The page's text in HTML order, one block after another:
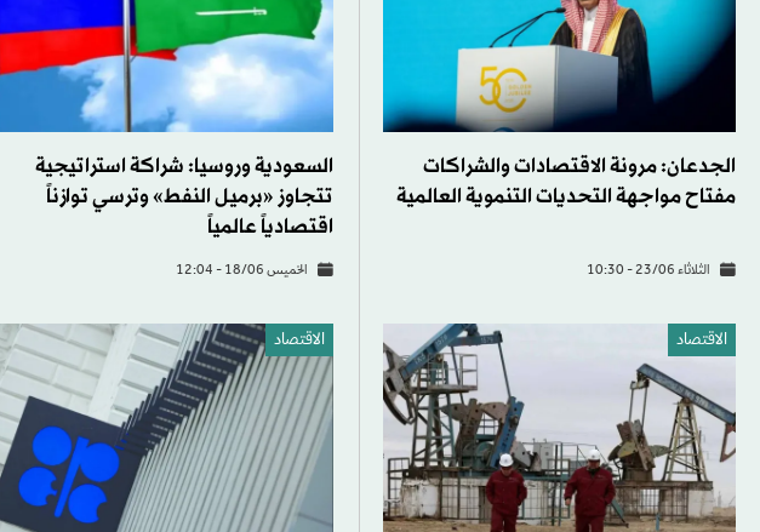
الجدعان: مرونة الاقتصادات والشراكات
مفتاح مواجهة التحديات التنموية العالمية
الثلاثاء 23/06 - 10:30
السعودية وروسيا: شراكة استراتيجية
تتجاوز «برميل النفط» وترسي توازناً
اقتصادياً عالمياً
الخميس 18/06 - 12:04
الاقتصاد الاقتصاد